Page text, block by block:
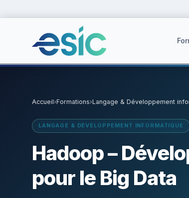
Accueil›Formations›Langage & Développement
LANGAGE & DÉVELOPPEMENT INFORMATIQUE
Hadoop –
pour le Big Data